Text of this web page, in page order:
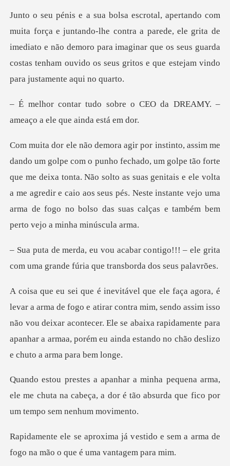
ntra a parede, ele grita de
imediato e não demoro para imaginar que os seus guarda
co
e o CEO da DREAMY. –
ameaço
o forte
que me deixa tonta. Não solto as suas genitais e ele volta
a me agredir e caio aos seus pés. Nes
ntigo!!! – ele grita
com uma grande f
r contra mim, sendo assim isso
não vou deixar acontecer. Ele se abaixa rapidamente par
arma,
ele me chuta na cabeça, a dor é tão abs
estido e sem a arma de
fogo na m